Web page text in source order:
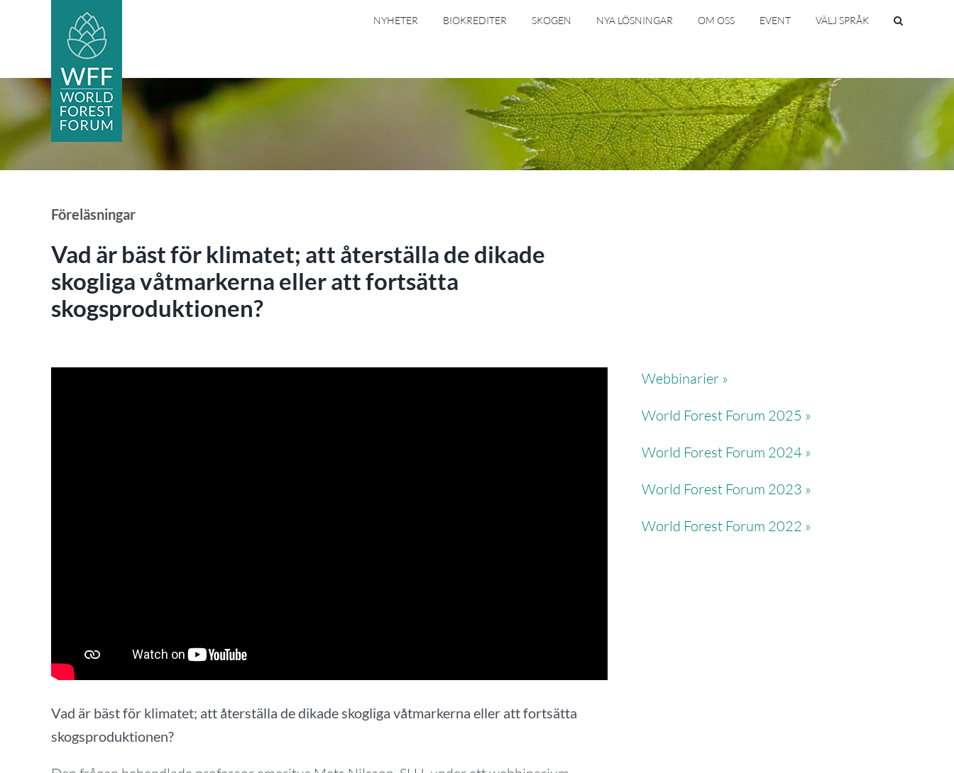
NYHETER BIOKREDITER SKOGEN NYA LÖSNINGAR OM OSS EVENT VÄLJ SPRÅK
Föreläsningar
Vad är bäst för klimatet; att återställa de dikade
skogliga våtmarkerna eller att fortsätta
skogsproduktionen?
Vad är bäst för klimatet; att återställa de dikade skogliga våtmarkerna eller att fortsätta
skogsproduktionen?
Webbinarier »
World Forest Forum 2025 »
World Forest Forum 2024 »
World Forest Forum 2023 »
World Forest Forum 2022 »